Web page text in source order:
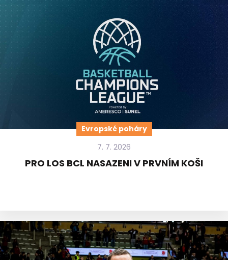
Evropské poháry
7. 7. 2026
PRO LOS BCL NASAZENI V PRVNÍM KOŠI